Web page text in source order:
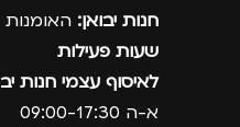
חנות יבואן: האומנות 12, נתניה.
שעות פעילות
לאיסוף עצמי חנות
א-ה 09:00-17:30